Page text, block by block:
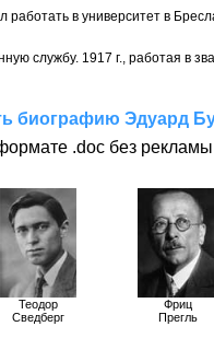
в университет в
службу. 1917 г., работая в
биографию Эдуард
.doc без рекламы
Теодор
Сведберг
Фриц
Прегль